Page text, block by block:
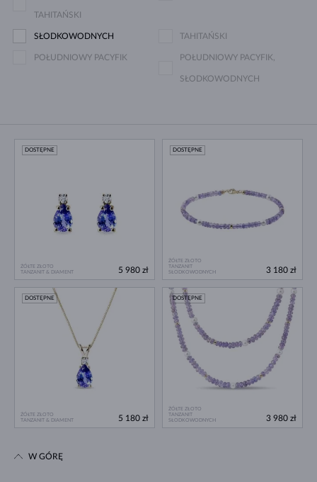
TAHITAŃSKI
SŁODKOWODNYCH TAHITAŃSKI
POŁUDNIOWY PACYFIK POŁUDNIOWY PACYFIK,
SŁODKOWODNYCH
ŻÓŁTE ZŁOTO
TANZANIT & DIAMENT
DOSTĘPNE
5 980 zł
ŻÓŁTE ZŁOTO
TANZANIT
SŁODKOWODNYCH
DOSTĘPNE
3 180 zł
ŻÓŁTE ZŁOTO
TANZANIT & DIAMENT
DOSTĘPNE
5 180 zł
ŻÓŁTE ZŁOTO
TANZANIT
SŁODKOWODNYCH
DOSTĘPNE
3 980 zł
W GÓRĘ